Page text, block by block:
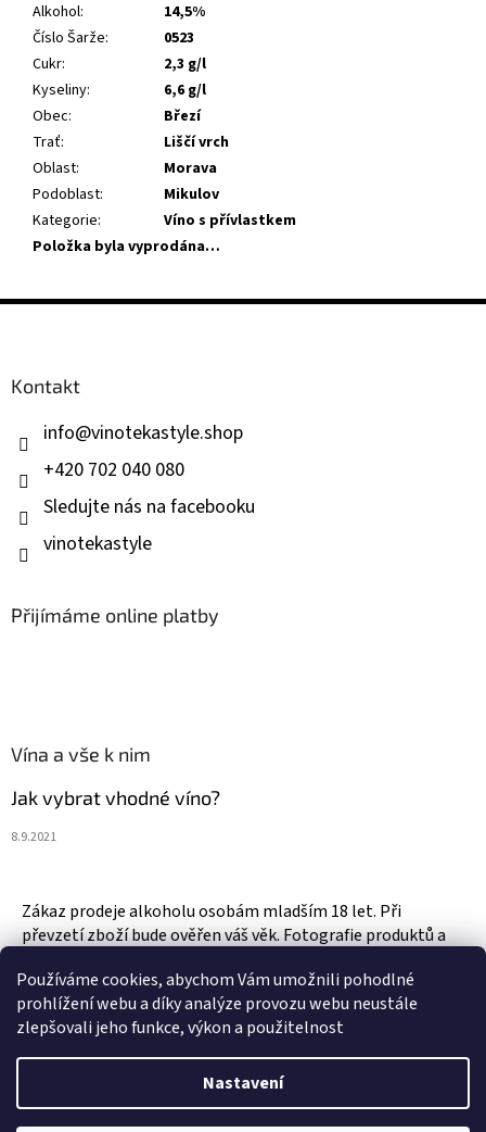
Používáme cookies, abychom Vám umožnili pohodlné
prohlížení webu a díky analýze provozu webu neustále
zlepšovali jeho funkce, výkon a použitelnost
Nastavení
Alkohol:
14,5%
Číslo Šarže:
0523
Cukr:
2,3 g/l
Kyseliny:
6,6 g/l
Obec:
Březí
Trať:
Liščí vrch
Oblast:
Morava
Podoblast:
Mikulov
Kategorie:
Víno s přívlastkem
Položka byla vyprodána…
Z
Kontakt
info@vinotekastyle.shop
+420 702 040 080
Sledujte nás na facebooku
vinotekastyle
Přijímáme online platby
Vína a vše k nim
Jak vybrat vhodné víno?
8.9.2021
Zákaz prodeje alkoholu osobám mladším 18 let. Při
převzetí zboží bude ověřen váš věk. Fotografie produktů a